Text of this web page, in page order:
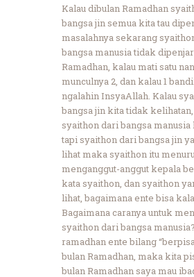
Kalau dibulan Ramadhan
bangsa jin semua kita tau
masalahnya sekarang
bangsa manusia tidak
Ramadhan, kalau mati satu
munculnya 2, dan kalau 1
ngalahin InsyaAllah. Kalau
bangsa jin kita tidak
syaithon dari bangsa manusia
tapi syaithon dari bangsa jin
lihat maka syaithon itu
menganggut-anggut kepala
kata syaithon, dan syaithon
lihat, bagaimana ente bisa
Bagaimana caranya untuk
syaithon dari bangsa
ramadhan ente bilang
bulan Ramadhan, maka kita
bulan Ramadhan saya mau